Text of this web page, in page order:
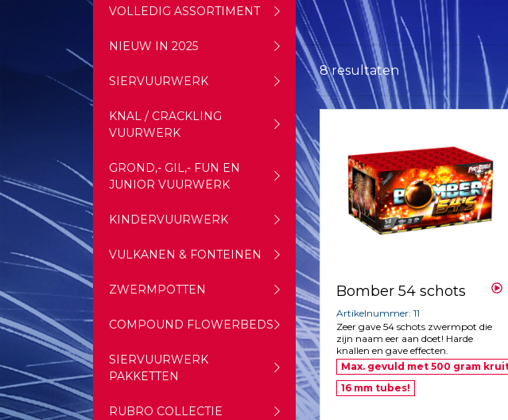
VOLLEDIG ASSORTIMENT
NIEUW IN 2025
SIERVUURWERK
KNAL / CRACKLING
VUURWERK
GROND,- GIL,- FUN EN
JUNIOR VUURWERK
KINDERVUURWERK
VULKANEN & FONTEINEN
ZWERMPOTTEN
COMPOUND FLOWERBEDS
SIERVUURWERK
PAKKETTEN
RUBRO COLLECTIE
8 resultaten
Bomber 54 schots
Artikelnummer: 11
Zeer gave 54 schots zwermpot die
zijn naam eer aan doet! Harde
knallen en gave effecten.
Max. gevuld met 500 gram
16 mm tubes!